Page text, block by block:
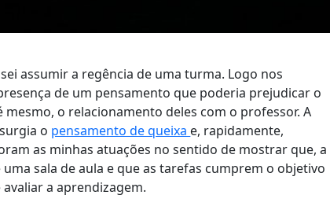
assumir a regência de uma turma. Logo nos
de um pensamento que poderia prejudicar o
o relacionamento deles com o professor. A
o pensamento de queixa e, rapidamente,
as minhas atuações no sentido de mostrar que, a
sala de aula e que as tarefas cumprem o objetivo
a aprendizagem.